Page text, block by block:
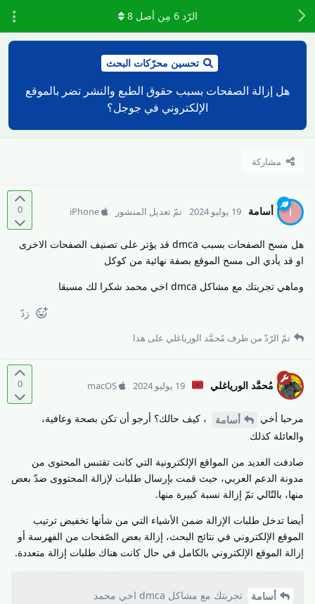
تحسين محرّكات البحث
هل إزالة الصفحات بسبب حقوق الطبع والنشر تضر بالموقع
الإلكتروني في جوجل؟
مشاركة
الرّد6 مِن أصل8
0 أ أسامة 19 يوليو 2024 تمّ تعديل المنشور iPhone
هل مسح الصفحات بسبب dmca قد يؤتر على تصنيف الصفحات الاخرى
او قد يأدي الى مسح الموقع بصفة نهائية من كوكل
وماهي تجربتك مع مشاكل dmca اخي محمد شكرا لك مسبقا
رَدّ
تمّ الرّدّ من طرف مُحمَّد الورياغلي على هذا
0 مُحمَّد الورياغلي 19 يوليو 2024 macOS
مرحبا أخي أسامة
، كيف حالك؟ أرجو أن تكن بصحة وعافية،
والعائلة كذلك
صادفت العديد من المواقع الإلكترونية التي كانت تقتبس المحتوى من
مدونة الدعم العربي، حيث قمت بإرسال طلبات لإزالة المحتووى ضدّ بعض
منها، بالتّالي تمّ إزالة نسبة كبيرة منها.
أيضا تدخل طلبات الإزالة ضمن الأشياء التي من شأنها تخفيض ترتيب
الموقع الإلكتروني في نتائج البحث، إزالة بعض الصّفحات من الفهرسة أو
إزالة الموقع الإلكتروني بالكامل في حال كانت هناك طلبات إزالة متعددة.
أسامة تجربتك مع مشاكل dmca اخي محمد